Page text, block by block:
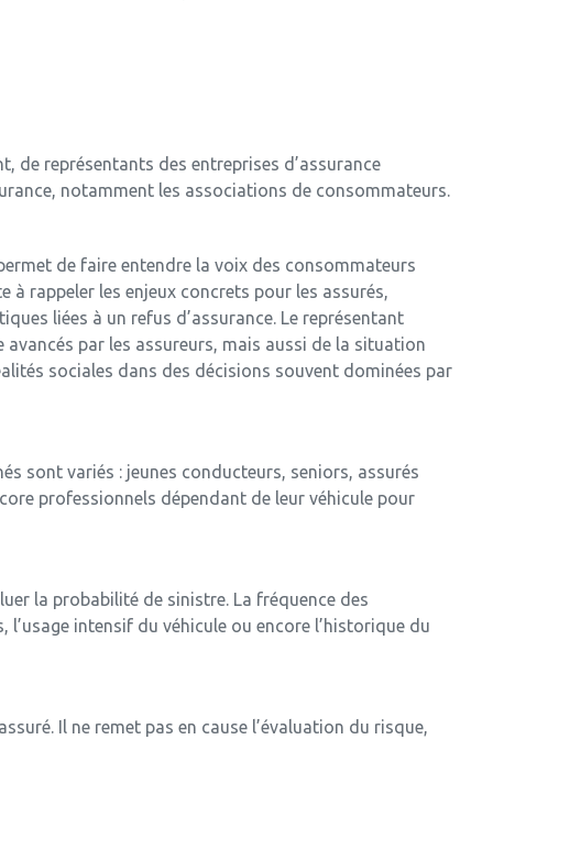
de représentants des entreprises d’assurance
notamment les associations de consommateurs.
de faire entendre la voix des consommateurs
rappeler les enjeux concrets pour les assurés,
liées à un refus d’assurance. Le représentant
par les assureurs, mais aussi de la situation
sociales dans des décisions souvent dominées par
sont variés : jeunes conducteurs, seniors, assurés
professionnels dépendant de leur véhicule pour
la probabilité de sinistre. La fréquence des
intensif du véhicule ou encore l’historique du
Il ne remet pas en cause l’évaluation du risque,